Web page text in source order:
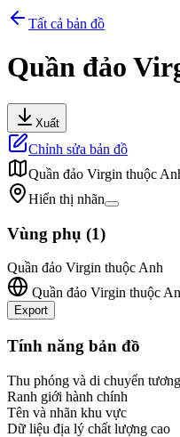
Tất cả bản đồ
Quần đảo
Xuất
Chỉnh sửa bản đồ
Quần đảo Virgin thuộc
Hiển thị nhãn
Vùng phụ (1)
Quần đảo Virgin thuộc Anh
Quần đảo Virgin thuộc
Export
+
Tính năng bản đồ
Thu phóng và di chuyển
Ranh giới hành chính
Tên và nhãn khu vực
Dữ liệu địa lý chất lượng cao